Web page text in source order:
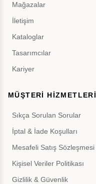
Mağazalar
İletişim
Kataloglar
Tasarımcılar
Kariyer
MÜŞTERİ HİZMETLERİ
Sıkça Sorulan Sorular
İptal & İade Koşulları
Mesafeli Satış Sözleşmesi
Kişisel Veriler Politikası
Gizlilik & Güvenlik